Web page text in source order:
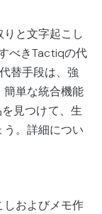
と文字起こし
べきTactiqの代
替手段は、強
単な統合機能
見つけて、生
。詳細につい
およびメモ作